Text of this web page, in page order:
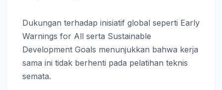
Dukungan terhadap inisiatif global seperti Early
Warnings for All serta Sustainable
Development Goals menunjukkan bahwa kerja
sama ini tidak berhenti pada pelatihan teknis
semata.